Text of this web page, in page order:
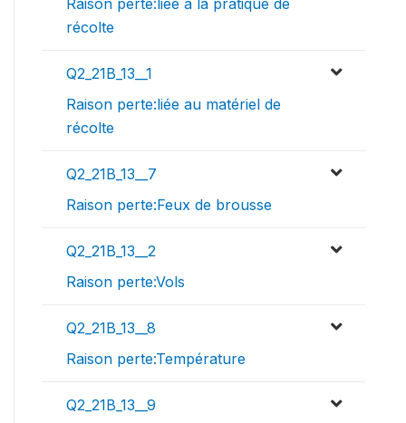
Raison perte:liée à la pratique de
récolte
Q2_21B_13__1
Raison perte:liée au matériel de
récolte
Q2_21B_13__7
Raison perte:Feux de brousse
Q2_21B_13__2
Raison perte:Vols
Q2_21B_13__8
Raison perte:Température
Q2_21B_13__9